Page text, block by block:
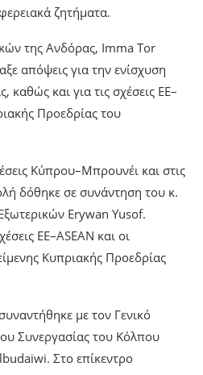
ζητήματα.
της Ανδόρας, Imma Tor
απόψεις για την ενίσχυση
καθώς και για τις σχέσεις ΕΕ–
Προεδρίας του
Κύπρου–Μπρουνέι και στις
δόθηκε σε συνάντηση του κ.
Erywan Yusof.
ΕΕ–ASEAN και οι
Κυπριακής Προεδρίας
με τον Γενικό
Συνεργασίας του Κόλπου
Στο επίκεντρο